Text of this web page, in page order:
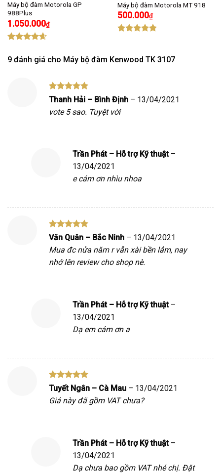
Máy bộ đàm Motorola GP
988Plus
1.050.000₫
hạng
4.60
5 sao
Máy bộ đàm Motorola MT 918
500.000₫
9 đánh giá cho Máy bộ đàm Kenwood TK 3107
Được xếp
hạng5 5
sao
Thanh Hải – Bình Định – 13/04/2021
vote 5 sao. Tuyệt vời
Trần Phát – Hỗ trợ Kỹ thuật –
13/04/2021
e cám ơn nhìu nhoa
Được xếp
hạng 5
sao
Văn Quân – Bắc Ninh – 13/04/2021
Mua đc nửa năm r vẫn xài bền lắm, nay
nhớ lên review cho shop nè.
Trần Phát – Hỗ trợ Kỹ thuật –
13/04/2021
Dạ em cám ơn a
Được xếp
hạng
5
sao
Tuyết Ngân – Cà Mau – 13/04/2021
Giá này đã gồm VAT chưa?
Trần Phát – Hỗ trợ Kỹ thuật –
13/04/2021
Dạ chưa bao gồm VAT nhé chị. Đặt